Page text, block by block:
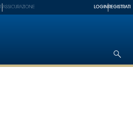
ASSICURAZIONE LOGIN REGISTRATI